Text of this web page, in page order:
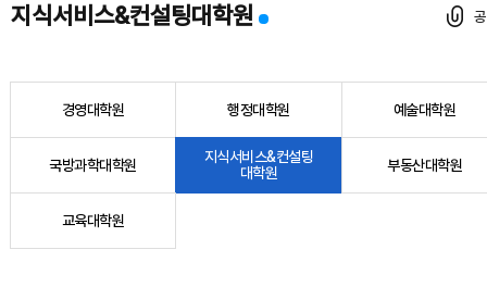
지식서비스&컨설팅대학원
경영대학원 행정대학원 예술대학원
국방과학대학원
지식서비스&컨설팅
대학원
부동산대학원
교육대학원